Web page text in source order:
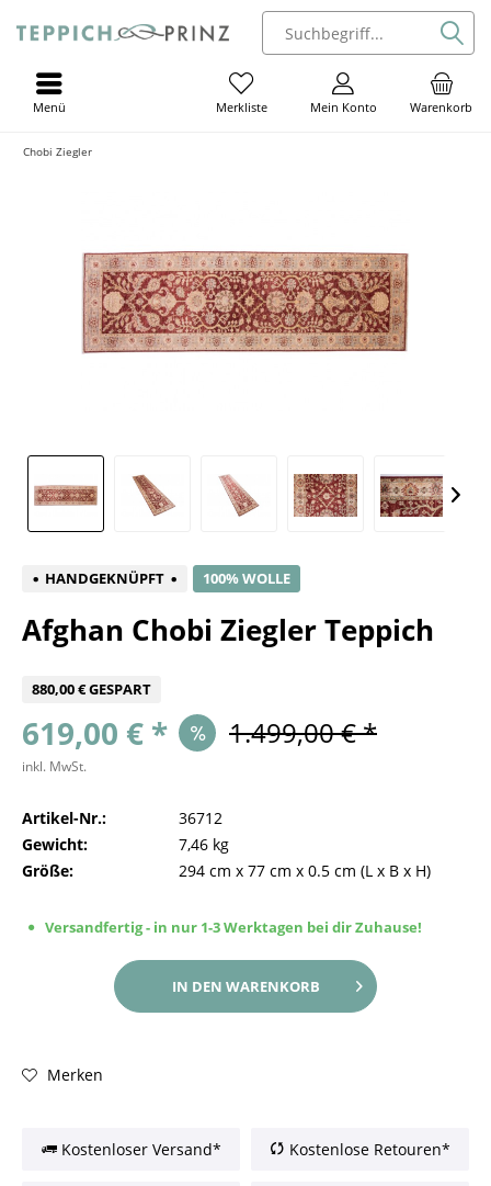
Warenkorb
Mein Konto
Merkliste
Menü
Chobi Ziegler
HANDGEKNÜPFT 100% WOLLE
Afghan Chobi Ziegler Teppich
880,00 € GESPART
619,00 € * 1.499,00 € *
inkl. MwSt.
Artikel-Nr.:
36712
Gewicht:
7,46 kg
Größe:
294 cm x 77 cm x 0.5 cm (L x B x H)
Versandfertig - in nur 1-3 Werktagen bei dir Zuhause!
IN DEN WARENKORB
Merken
Kostenloser Versand* Kostenlose Retouren*